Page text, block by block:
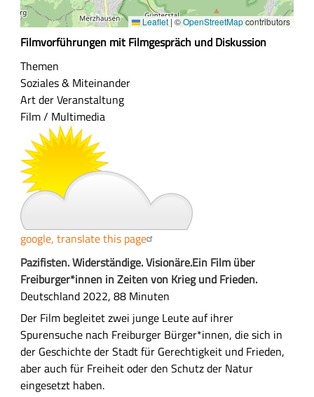
Leaflet |©OpenStreetMapcontributors
Z
u
s
a
m
m
n
f
s
s
u
n
g
Filmvorführungen mit Filmgespräch und Diskussion
Themen
Soziales & Miteinander
Art der Veranstaltung
Film / Multimedia
google, translate this page
A
u
s
f
ü
h
r
l
Pazifisten. Widerständige. Visionäre.Ein Film über
Freiburger*innen in Zeiten von Krieg und Frieden.
Deutschland 2022, 88 Minuten
Der Film begleitet zwei junge Leute auf ihrer
Spurensuche nach Freiburger Bürger*innen, die sich in
der Geschichte der Stadt für Gerechtigkeit und Frieden,
aber auch für Freiheit oder den Schutz der Natur
eingesetzt haben.